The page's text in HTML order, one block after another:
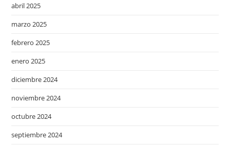
abril 2025
marzo 2025
febrero 2025
enero 2025
diciembre 2024
noviembre 2024
octubre 2024
septiembre 2024